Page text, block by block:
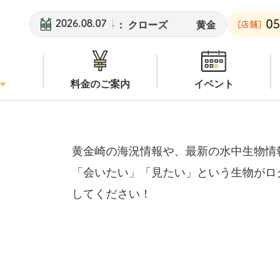
2026.08.07
安良里ボート：クローズ 黄金崎ビーチ： 潜水注意
[店舗]
料金のご案内 イベント
黄金崎の海況情報や、最新の水中生物情
「会いたい」「見たい」という生物が
してください！